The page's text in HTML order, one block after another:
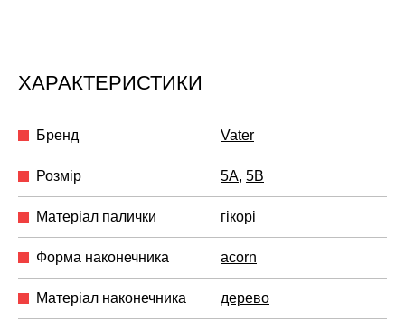
ХАРАКТЕРИСТИКИ
Бренд Vater
Розмір 5A, 5B
Матеріал палички гікорі
Форма наконечника acorn
Матеріал наконечника дерево